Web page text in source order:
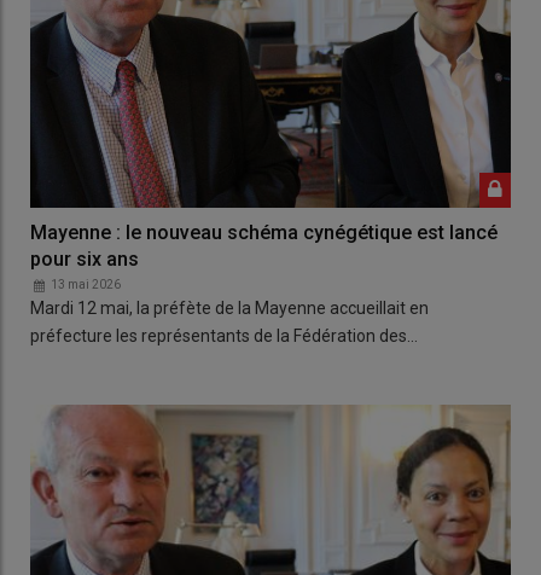
Mayenne : le nouveau schéma cynégétique est lancé
pour six ans
13 mai 2026
Mardi 12 mai, la préfète de la Mayenne accueillait en
préfecture les représentants de la Fédération des…